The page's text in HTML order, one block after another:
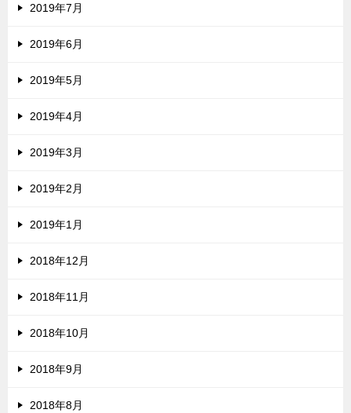
2019年7月
2019年6月
2019年5月
2019年4月
2019年3月
2019年2月
2019年1月
2018年12月
2018年11月
2018年10月
2018年9月
2018年8月